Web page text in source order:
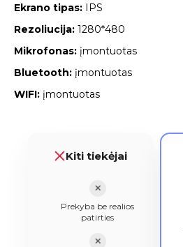
Ekrano tipas: IPS
Rezoliucija: 1280*480
Mikrofonas: įmontuotas
Bluetooth: įmontuotas
WIFI: įmontuotas
Kiti tiekėjai
✕
Prekyba be realios
patirties
✕